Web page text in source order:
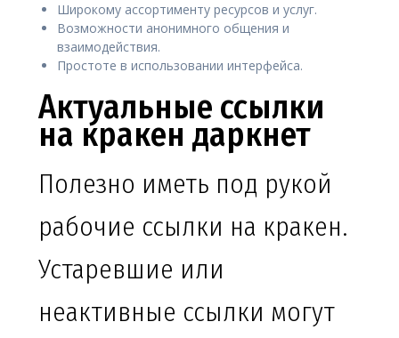
Широкому ассортименту ресурсов и услуг.
Возможности анонимного общения и
взаимодействия.
Простоте в использовании интерфейса.
Актуальные ссылки
на кракен даркнет
Полезно иметь под рукой
рабочие ссылки на кракен.
Устаревшие или
неактивные ссылки могут